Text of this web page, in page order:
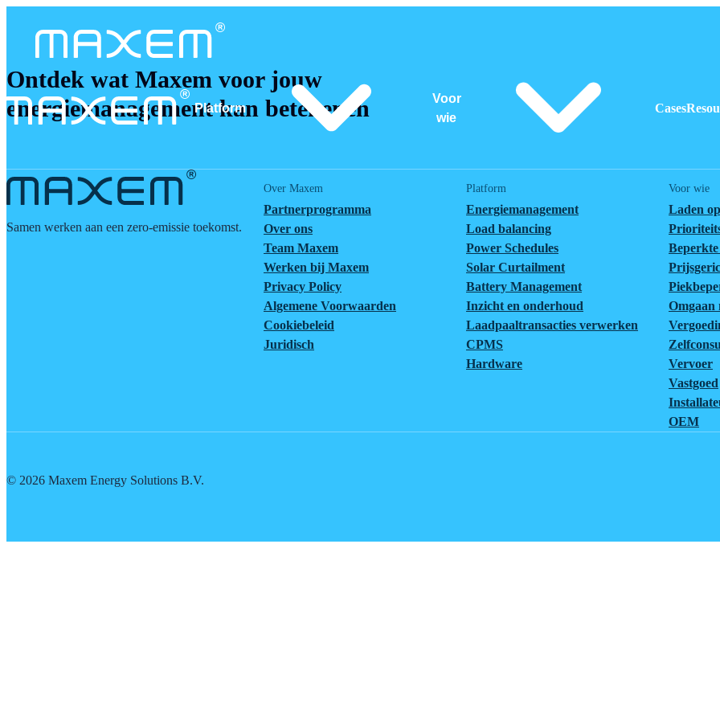
Platform
Voor
wie
Cases
Ontdek wat Maxem voor jouw
energiemanagement kan betekenen
Samen werken aan een zero-emissie toekomst.
Over Maxem
Partnerprogramma
Over ons
Team Maxem
Werken bij Maxem
Privacy Policy
Algemene Voorwaarden
Cookiebeleid
Juridisch
Platform
Energiemanagement
Load balancing
Power Schedules
Solar Curtailment
Battery Management
Inzicht en onderhoud
Laadpaaltransacties verwerken
CPMS
Hardware
Voor wie
Laden
Omgaan
Vervoer
Vastgoed
OEM
© 2026 Maxem Energy Solutions B.V.